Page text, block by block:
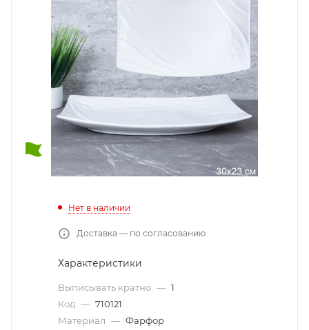
Нет в наличии
Доставка — по согласованию
Характеристики
Выписывать кратно — 1
Код — 710121
Материал — Фарфор